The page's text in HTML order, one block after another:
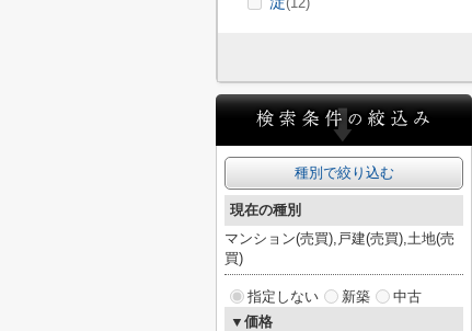
種別で絞り込む
現在の種別
マンション(売買),戸建(売買),土地(売
買)
指定しない 新築
中古
▼価格